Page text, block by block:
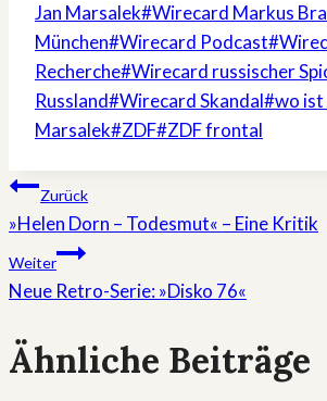
Jan Marsalek#Wirecard Markus
München#Wirecard Podcast#
Recherche#Wirecard russischer
Russland#Wirecard Skandal#wo ist
Marsalek#ZDF#ZDF frontal
Beitragsnavigation
Zurück
»Helen Dorn – Todesmut« – Eine Kritik
Weiter
Neue Retro-Serie: »Disko 76«
Ähnliche Beiträge